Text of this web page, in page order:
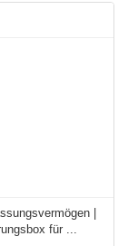
|
für ...